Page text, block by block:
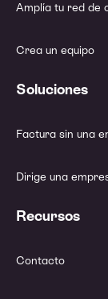
Amplía tu red de
Crea un equipo
Soluciones
Factura sin una
Dirige una
Recursos
Contacto